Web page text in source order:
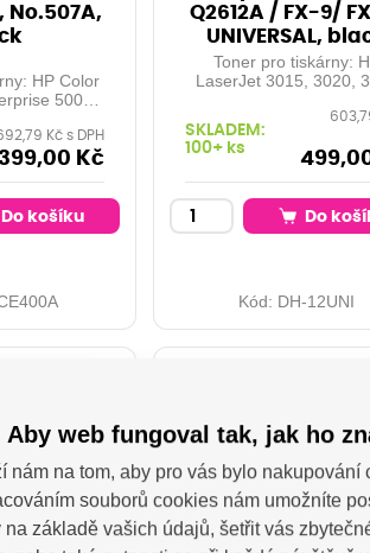
No.507A,
HP Color
500
HP
Enterprise
500 , ...
5500
Barva:
Kč s DPH
Kč
Do košíku
Q2612A / FX-9/
UNIVERSAL,
Toner pro tiskárny:
LaserJet 3015, 3020,
1012, 1015, 1018,
1022, HP LaserJet
3052, 3055, HP
L120 ... Orientační kapacita:
2000 stran při 5%
Barva: black
SKLADEM:
100+ ks
Do
Kód: DH-12UNI
Aby web fungoval tak, jak ho
nám na tom, aby pro vás bylo
souborů cookies nám umožníte
na základě vašich údajů, šetřit vás